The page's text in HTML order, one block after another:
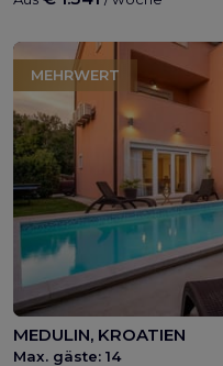
MEHRWERT
MEDULIN, KROATIEN
Max. gäste: 14